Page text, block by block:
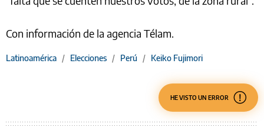
Con información de la agencia Télam.
Latinoamérica / Elecciones / Perú / Keiko Fujimori
HE VISTO UN ERROR